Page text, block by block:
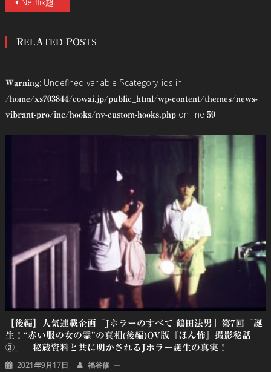
ナ
ゲ
ー
RELATED POSTS
Warning: Undefined variable $category_ids in
/home/xs703844/cowai.jp/public_html/wp-content/themes/news-
vibrant-pro/inc/hooks/nv-custom-hooks.phpon line 59
【後編】人気連載企画「Jホラーのすべて 鶴田法男」第7回「誕
生！“赤い服の女の霊”の真相(後編)OV版『ほん怖』撮影秘話
③」 秘蔵資料と共に明かされるJホラー誕生の真実！
2021年9月17日 福谷修